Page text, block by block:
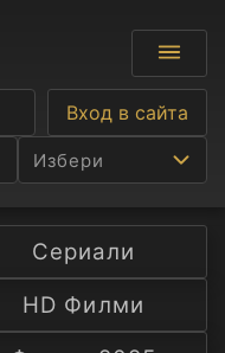
Избери
Ф
С
Вход в сайта
Сериали
HD Филми